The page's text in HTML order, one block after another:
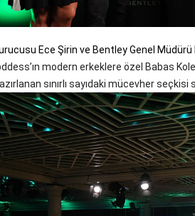
Ece Şirin ve Bentley Genel
modern erkeklere özel Babas
sınırlı sayıdaki mücevher seçkisi